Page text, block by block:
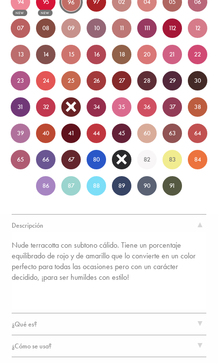
94
NEW
95
NEW
96 97 02 04 05 06
07 08 09 10 11 111 112 12
13 14 15 16 18 20 21 22
23 24 25 26 27 28 29 30
31 32 33 34 35 36 37 38
39 40 41 44 45 60 63 64
65 66 67 80 81 82 83 84
86 87 88 89 90 91
Descripción
Nude terracotta con subtono cálido. Tiene un porcentaje
equilibrado de rojo y de amarillo que lo convierte en un color
perfecto para todas las ocasiones pero con un carácter
decidido, ¡para ser humildes con estilo!
¿Qué es?
¿Cómo se usa?